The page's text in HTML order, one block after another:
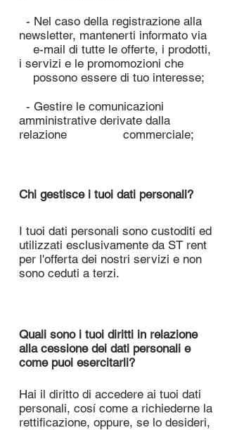
- Nel caso della registrazione alla
newsletter, mantenerti informato via
e-mail di tutte le offerte, i prodotti,
i servizi e le promomozioni che
possono essere di tuo interesse;
- Gestire le comunicazioni
amministrative derivate dalla
relazione commerciale;
Chi gestisce i tuoi dati personali?
I tuoi dati personali sono custoditi ed
utilizzati esclusivamente da ST rent
per l'offerta dei nostri servizi e non
sono ceduti a terzi.
Quali sono i tuoi diritti in relazione
alla cessione dei dati personali e
come puoi esercitarli?
Hai il diritto di accedere ai tuoi dati
personali, cosí come a richiederne la
rettificazione, oppure, se lo desideri,